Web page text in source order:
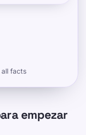
all facts
empezar